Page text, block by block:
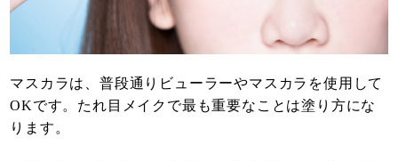
マスカラは、普段通りビューラーやマスカラを使用して
OKです。たれ目メイクで最も重要なことは塗り方にな
ります。